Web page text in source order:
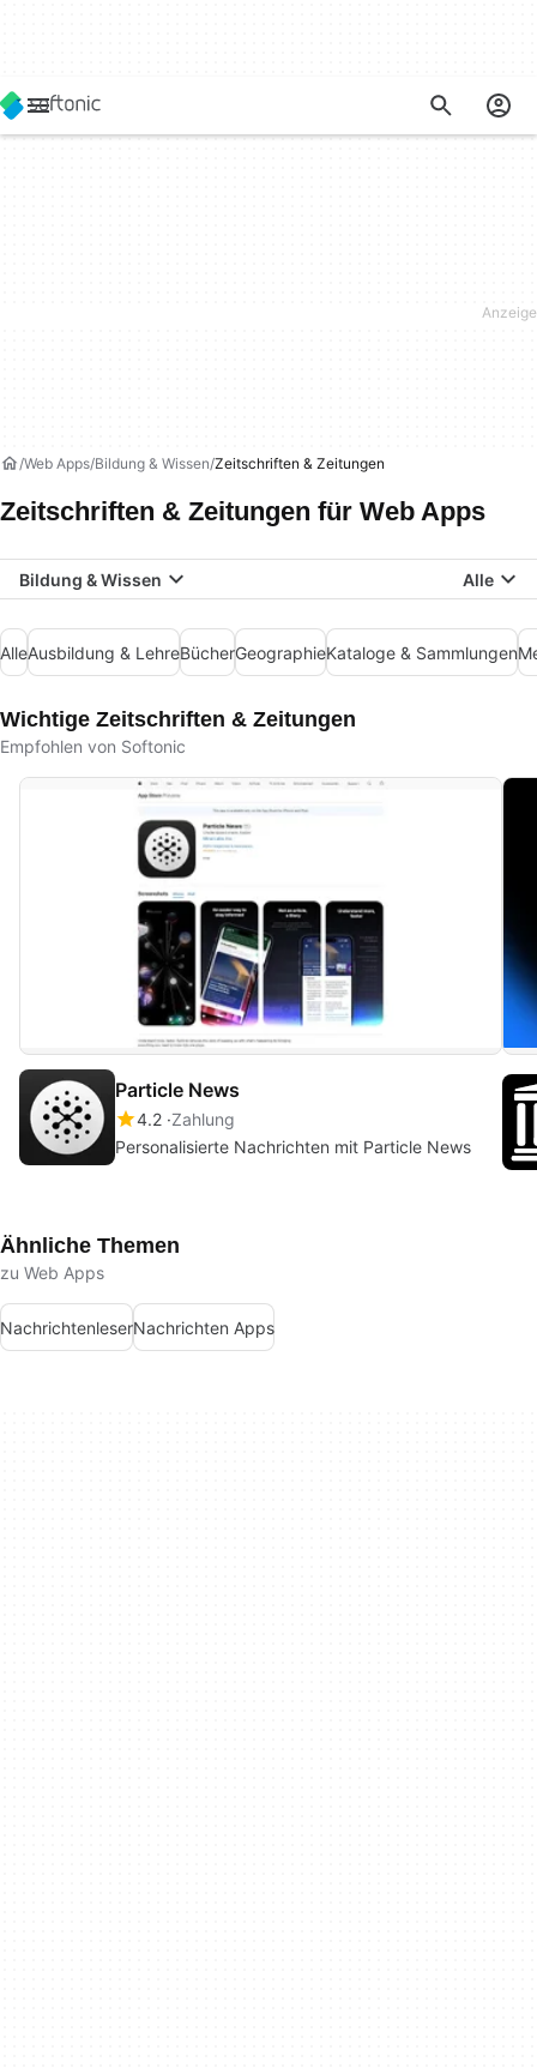
Web Apps Bildung & Wissen Zeitschriften & Zeitungen
Zeitschriften & Zeitungen für Web Apps
Bildung & Wissen Alle
AlleAusbildung & LehreBücherGeographieKataloge & Sammlungen
Wichtige Zeitschriften & Zeitungen
Empfohlen von Softonic
Particle News
4.2 Zahlung
Personalisierte Nachrichten mit Particle News
Ähnliche Themen
zu Web Apps
NachrichtenleserNachrichten Apps